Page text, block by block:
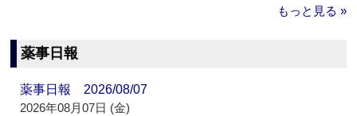
もっと見る »
薬事日報
薬事日報 2026/08/07
2026年08月07日 (金)